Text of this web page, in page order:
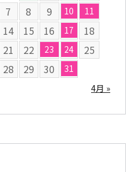
7 8 9 10 11
14 15 16 17 18
21 22 23 24
25
28 29 30
31
4月 »